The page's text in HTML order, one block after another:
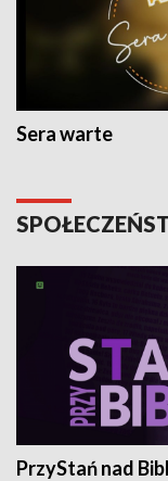
Sera warte
PrzyStań nad